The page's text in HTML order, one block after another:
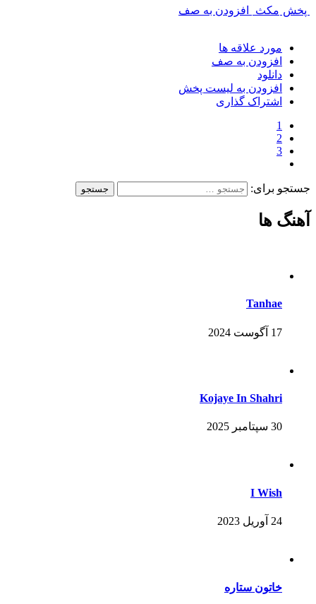
پخش مکث افزودن به صف
مورد علاقه ها
افزودن به صف
دانلود
افزودن به لیست پخش
اشتراک گذاری
1
2
3
جستجو برای:
آهنگ ها
Tanhae
17 آگوست 2024
Kojaye In Shahri
30 سپتامبر 2025
I Wish
24 آوریل 2023
خاتون ستاره